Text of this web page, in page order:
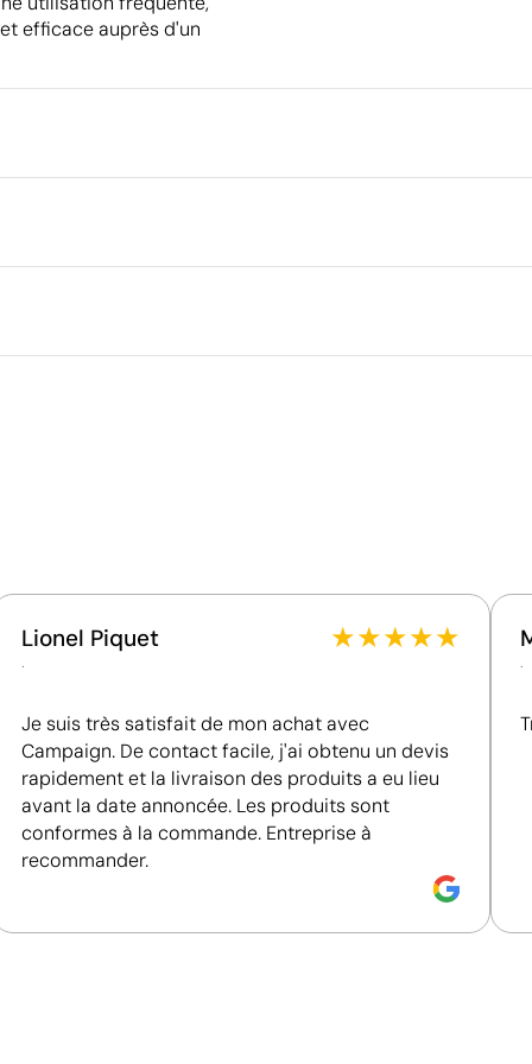
efficace auprès d'un
Emballage
Dimensions de la boîte
Impression de petits détails sur des surfaces
La tampographie transfère l’encre d’une plaque gravée
Fournisseur lié à une usine auditée selon une norme
reconnue, garantissant la vérification des
conditions de travail.
entreprises en matière de performance ESG.
Fournisseur certifié ISO 14001, attestant d'un
système de gestion environnementale structuré.
Lionel Piquet
.
★★★★★
Je suis très satisfait de mon achat avec
Campaign. De contact facile, j'ai obtenu un devis
rapidement et la livraison des produits a eu lieu
avant la date annoncée. Les produits sont
conformes à la commande. Entreprise à
recommander.
.